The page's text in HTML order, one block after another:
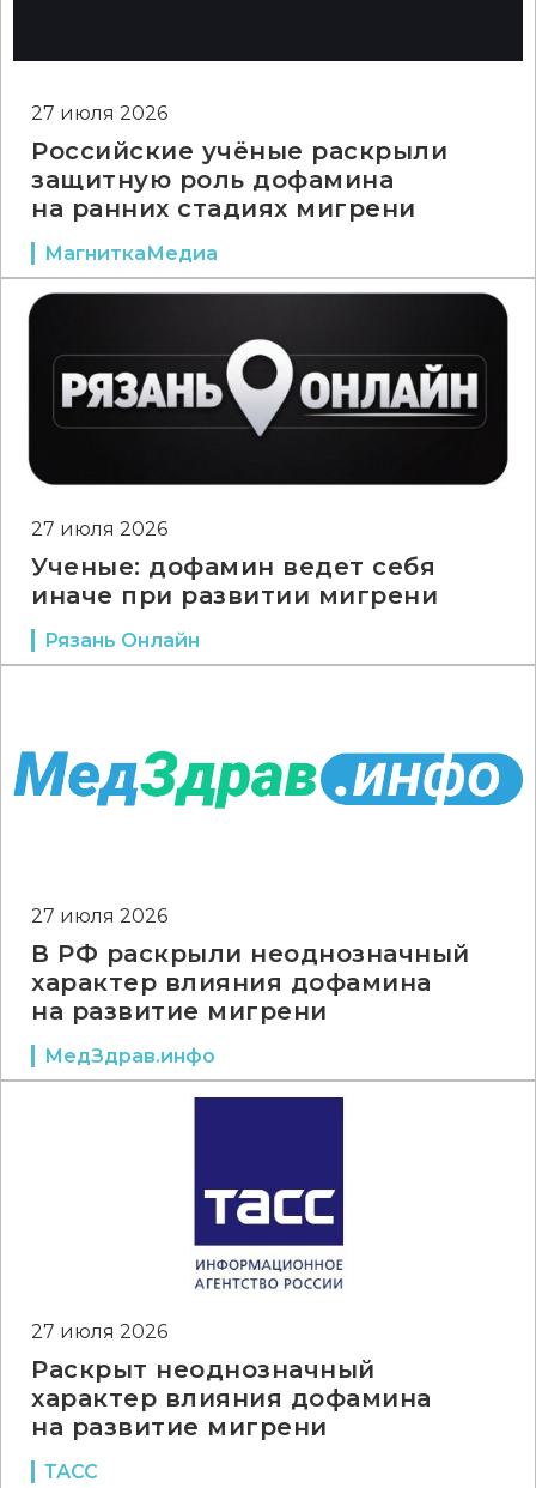
27 июля 2026
Российские учёные раскрыли
защитную роль дофамина
на ранних стадиях мигрени
МагниткаМедиа
27 июля 2026
Ученые: дофамин ведет себя
иначе при развитии мигрени
Рязань Онлайн
27 июля 2026
В РФ раскрыли неоднозначный
характер влияния дофамина
на развитие мигрени
МедЗдрав.инфо
27 июля 2026
Раскрыт неоднозначный
характер влияния дофамина
на развитие мигрени
ТАСС